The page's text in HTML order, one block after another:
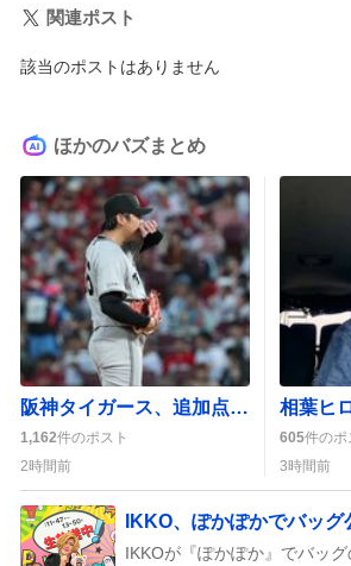
関連ポスト
該当のポストはありません
ほかのバズまとめ
阪神タイガース、追加点続出で勝ち越しへ…ファン歓喜の声が広がる
1,162件のポスト
2時間前
605件のポ
3時間前
IKKO、ぽかぽかでバッ